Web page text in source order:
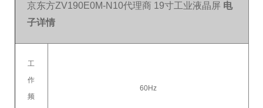
京东方ZV190E0M-N10代理商 19寸工业液晶屏电
子详情
工
作
频
60Hz